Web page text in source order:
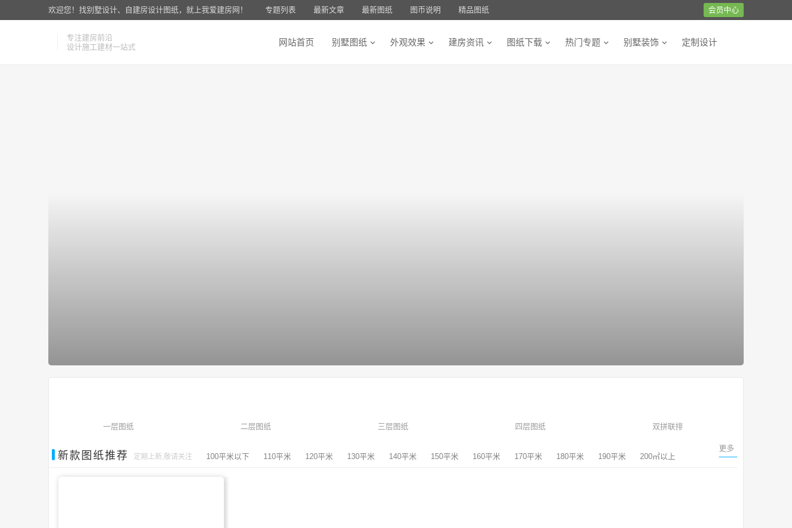
欢迎您！找别墅设计、自建房设计图纸，就上我爱建房网！ 专题列表 最新文章 最新图纸 图币说明 精品图纸 会员中心
专注建房前沿
设计施工建材一站式
网站首页 别墅图纸 外观效果 建房资讯 图纸下载 热门专题 别墅装饰 定制设计
一层图纸 二层图纸 三层图纸 四层图纸 双拼联排
新款图纸推荐 定期上新,敬请关注 100平米以下 110平米 120平米 130平米 140平米 150平米 160平米 170平米 180平米 190平米 200㎡以上
更多